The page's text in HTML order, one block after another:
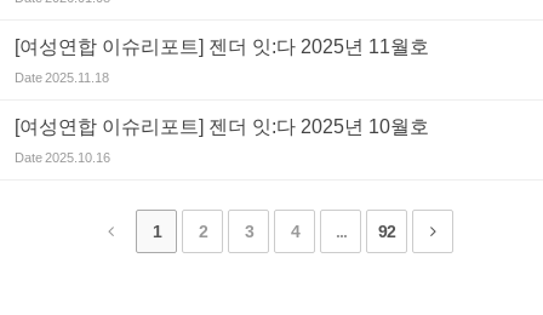
[여성연합 이슈리포트] 젠더 잇:다 2025년 11월호
Date2025.11.18
[여성연합 이슈리포트] 젠더 잇:다 2025년 10월호
Date2025.10.16
1 2 3 4 ... 92